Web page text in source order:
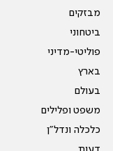
מבזקים
ביטחוני
פוליטי-מדיני
בארץ
בעולם
משפט ופלילים
כלכלה ונדל"ן